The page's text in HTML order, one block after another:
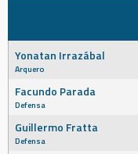
Yonatan Irrazábal
Arquero
Facundo Parada
Defensa
Guillermo Fratta
Defensa